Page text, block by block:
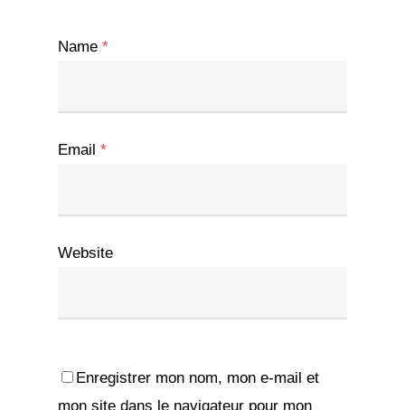
Name *
Email *
Website
Enregistrer mon nom, mon e-mail et
mon site dans le navigateur pour mon